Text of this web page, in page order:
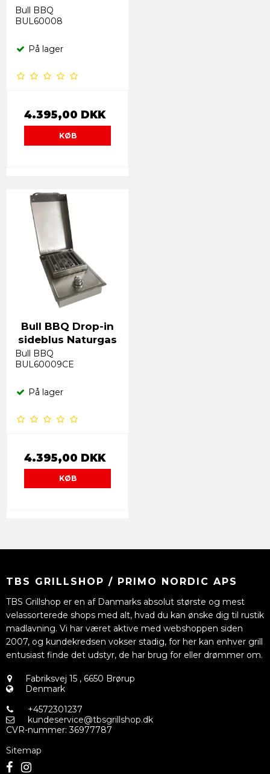
Bull BBQ
BUL60008
På lager
4.395,00 DKK
KØB
Bull BBQ Drop-in
sideblus Naturgas
Bull BBQ
BUL60009CE
På lager
4.395,00 DKK
KØB
TBS GRILLSHOP / PRIMO NORDIC APS
TBS Grillshop er en af Danmarks absolut største og mest
velassorterede shops med alt, hvad du kan ønske dig til rustik
madlavning. Vi har været aktive med webshoppen siden
2007, og kundekredsen vokser stadig, for her kan enhver grill
entusiast finde det udstyr, de har brug for eller drømmer om.
Fabriksvej 15 , 6650 Brørup
Denmark
+4572301237
kundeservice@tbsgrillshop.dk
CVR-nummer: 36977787
Sitemap